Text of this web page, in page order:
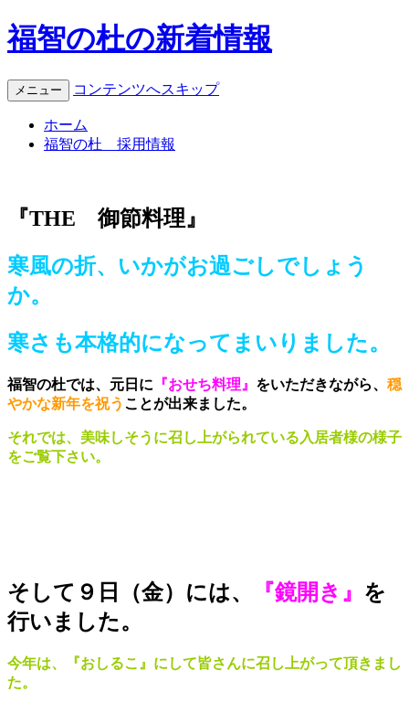
福智の杜の新着情報
メニュー コンテンツへスキップ
ホーム
福智の杜 採用情報
『THE 御節料理』
寒風の折、いかがお過ごしでしょう
か。
寒さも本格的になってまいりました。
福智の杜では、元日に 『おせち料理』 をいただきながら、 穏
やかな新年を祝う ことが出来ました。
それでは、美味しそうに召し上がられている入居者様の様子
をご覧下さい。
そして９日（金）には、 『鏡開き』 を
行いました。
今年は、『おしるこ』にして皆さんに召し上がって頂きまし
た。